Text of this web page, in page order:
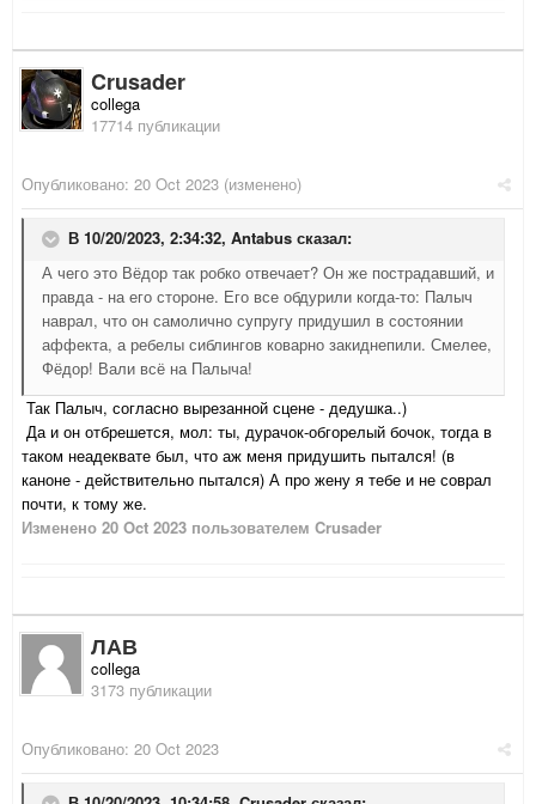
Crusader
collega
17714 публикации
Опубликовано: 20 Oct 2023 (изменено)
В 10/20/2023, 2:34:32, Antabus сказал:
А чего это Вёдор так робко отвечает? Он же пострадавший, и
правда - на его стороне. Его все обдурили когда-то: Палыч
наврал, что он самолично супругу придушил в состоянии
аффекта, а ребелы сиблингов коварно закиднепили. Смелее,
Фёдор! Вали всё на Палыча!
Так Палыч, согласно вырезанной сцене - дедушка..)
Да и он отбрешется, мол: ты, дурачок-обгорелый бочок, тогда в
таком неадеквате был, что аж меня придушить пытался! (в
каноне - действительно пытался) А про жену я тебе и не соврал
почти, к тому же.
Изменено 20 Oct 2023 пользователем Crusader
ЛАВ
collega
3173 публикации
Опубликовано: 20 Oct 2023